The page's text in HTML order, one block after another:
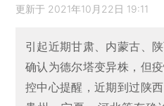
更新于 2021年10月22日 19:11
引起近期甘肃、内蒙古、
确认为德尔塔变异株，但
控中心提醒，近期到过陕